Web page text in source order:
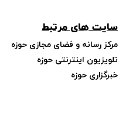
سایت های مرتبط
مرکز رسانه و فضای مجازی حوزه
تلویزیون اینترنتی حوزه
خبرگزاری حوزه